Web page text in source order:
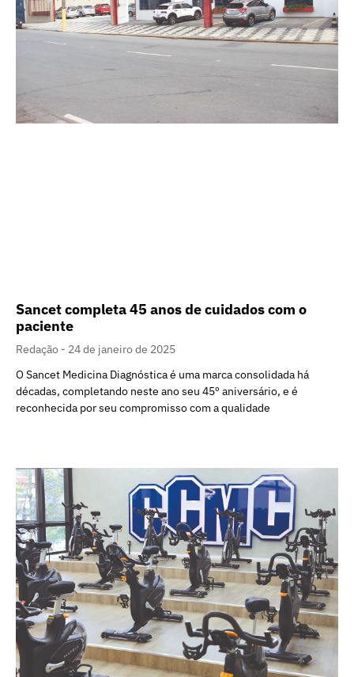
Sancet completa 45 anos de cuidados com o
paciente
Redação
24 de janeiro de 2025
O Sancet Medicina Diagnóstica é uma marca consolidada há
décadas, completando neste ano seu 45º aniversário, e é
reconhecida por seu compromisso com a qualidade